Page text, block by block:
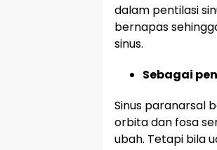
dalam pentilasi
bernapas
sinus.
Sebagai
Sinus paranarsal
orbita dan fosa
ubah. Tetapi bila